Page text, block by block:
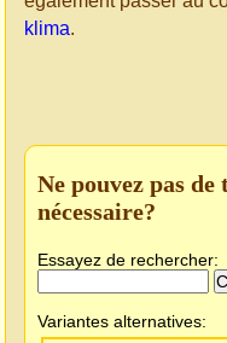
klima.
Ne pouvez pas
nécessaire?
Essayez de rechercher:
Variantes alternatives: